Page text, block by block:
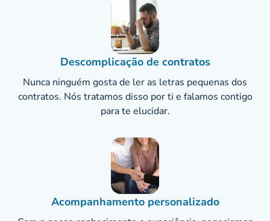
Descomplicação de contratos
Nunca ninguém gosta de ler as letras pequenas dos
contratos. Nós tratamos disso por ti e falamos contigo
para te elucidar.
Acompanhamento personalizado